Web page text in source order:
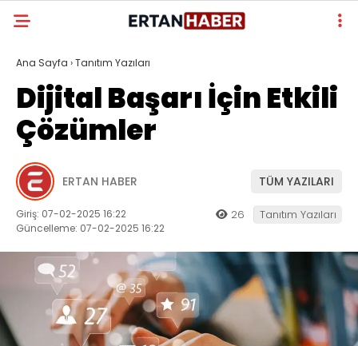
Ana Sayfa ›Tanıtım Yazıları
Dijital Başarı İçin Etkili
Çözümler
ERTAN HABER TÜM YAZILARI
Giriş: 07-02-2025 16:22
Güncelleme: 07-02-2025 16:22
26 Tanıtım Yazıları